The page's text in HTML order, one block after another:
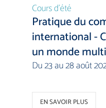
Cours d’été
Pratique du
international -
un monde
Du 23 au 28 août
EN SAVOIR PLUS